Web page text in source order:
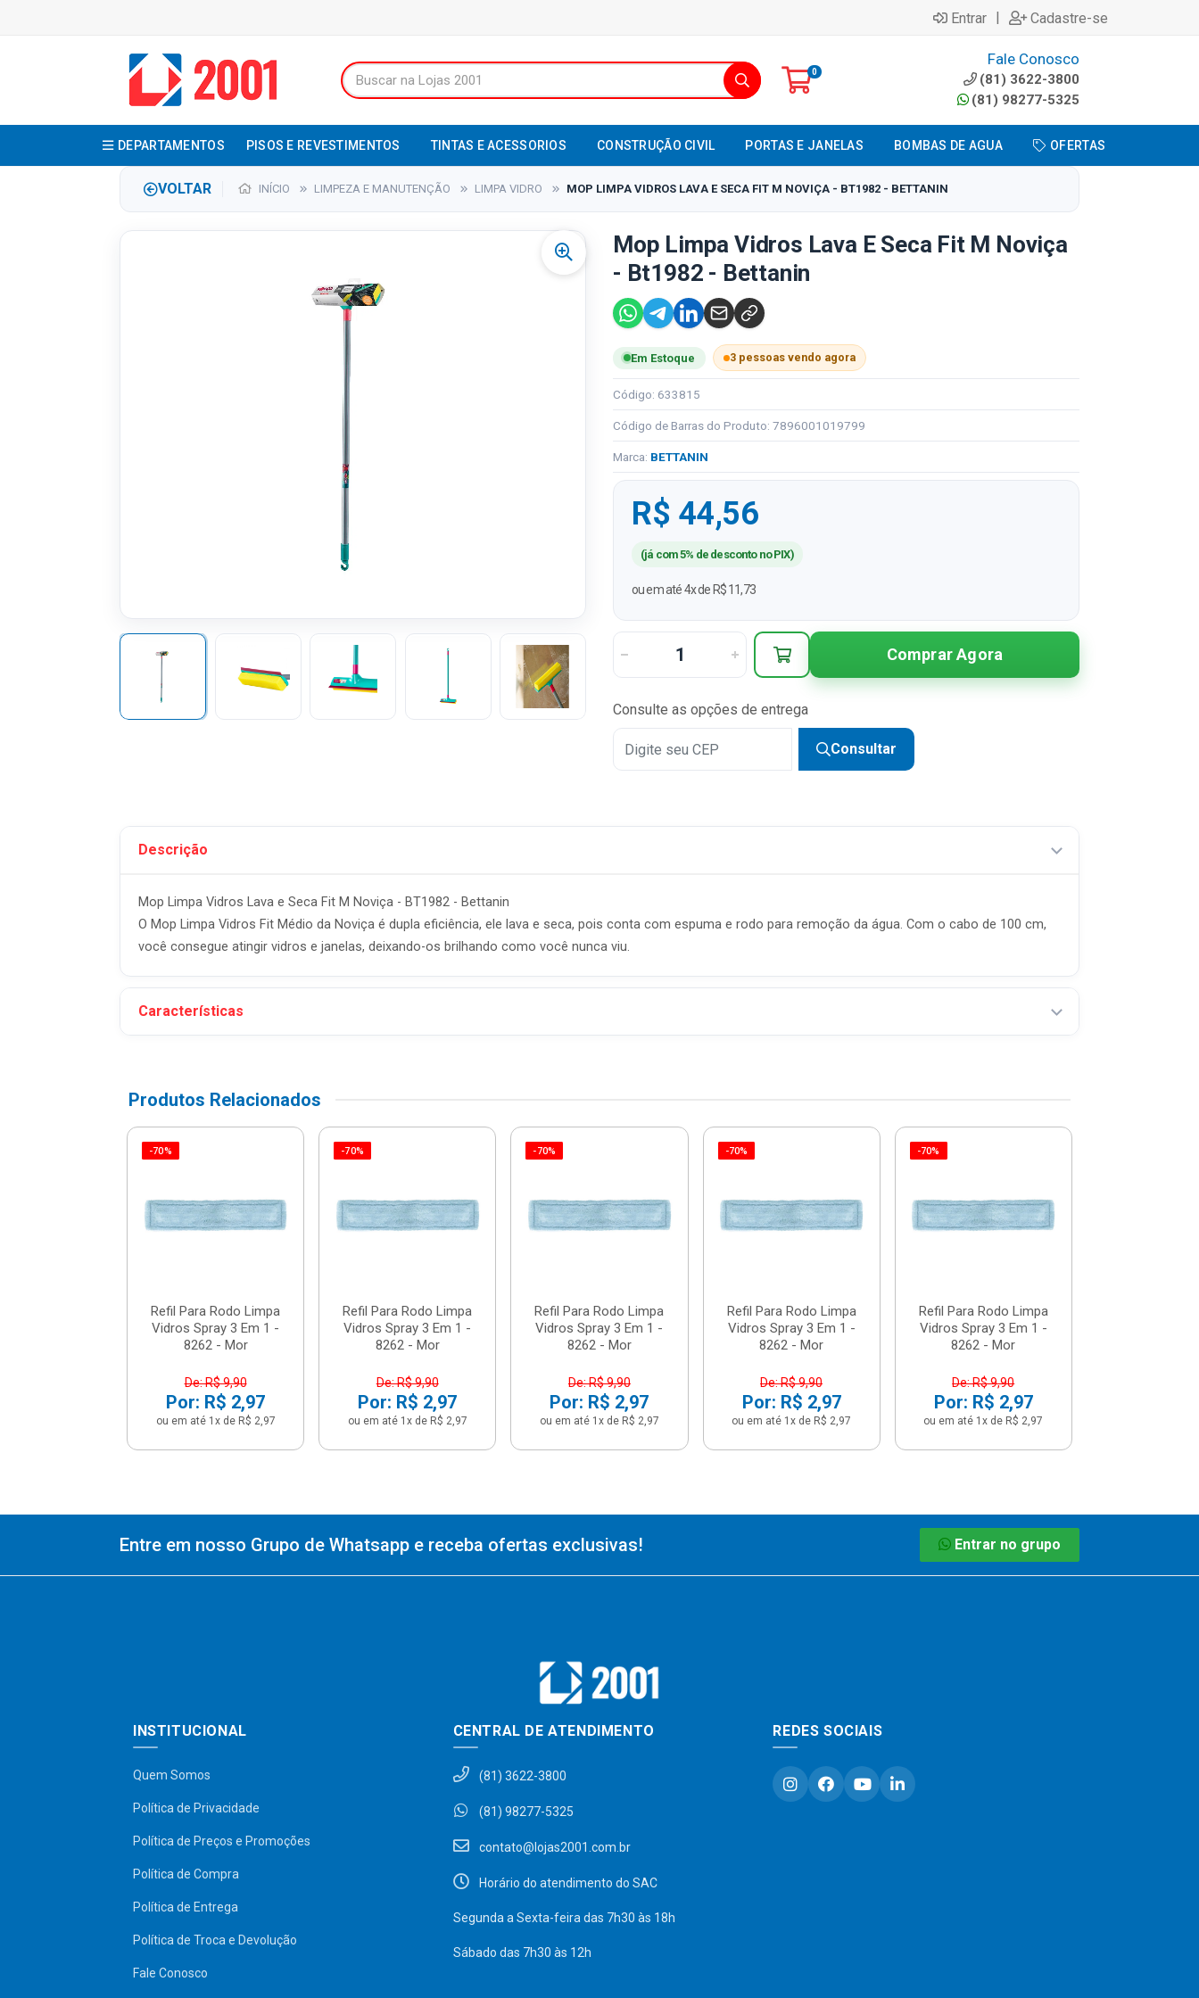
Entrar | Cadastre-se
0
Fale Conosco
(81) 3622-3800
(81) 98277-5325
DEPARTAMENTOS PISOS E REVESTIMENTOS TINTAS E ACESSORIOS CONSTRUÇÃO CIVIL PORTAS E JANELAS BOMBAS DE AGUA OFERTAS
VOLTAR INÍCIO LIMPEZA E MANUTENÇÃO LIMPA VIDRO MOP LIMPA VIDROS LAVA E SECA FIT M NOVIÇA - BT1982 - BETTANIN
Mop Limpa Vidros Lava E Seca Fit M Noviça
- Bt1982 - Bettanin
Em Estoque 3 pessoas vendo agora
Código: 633815
Código de Barras do Produto: 7896001019799
Marca: BETTANIN
R$ 44,56
(já com 5% de desconto no PIX)
ou em até 4x de R$ 11,73
Comprar Agora
Consulte as opções de entrega
Consultar
Descrição
Mop Limpa Vidros Lava e Seca Fit M Noviça - BT1982 - Bettanin
O Mop Limpa Vidros Fit Médio da Noviça é dupla eficiência, ele lava e seca, pois conta com espuma e rodo para remoção da água. Com o cabo de 100 cm,
você consegue atingir vidros e janelas, deixando-os brilhando como você nunca viu.
Características
Produtos Relacionados
-70%
Refil Para Rodo Limpa
Vidros Spray 3 Em 1 -
8262 - Mor
De: R$ 9,90
Por: R$ 2,97
ou em até 1x de R$ 2,97
-70%
Refil Para Rodo Limpa
Vidros Spray 3 Em 1 -
8262 - Mor
De: R$ 9,90
Por: R$ 2,97
ou em até 1x de R$ 2,97
-70%
Refil Para Rodo Limpa
Vidros Spray 3 Em 1 -
8262 - Mor
De: R$ 9,90
Por: R$ 2,97
ou em até 1x de R$ 2,97
-70%
Refil Para Rodo Limpa
Vidros Spray 3 Em 1 -
8262 - Mor
De: R$ 9,90
Por: R$ 2,97
ou em até 1x de R$ 2,97
-70%
Refil Para Rodo Limpa
Vidros Spray 3 Em 1 -
8262 - Mor
De: R$ 9,90
Por: R$ 2,97
ou em até 1x de R$ 2,97
Entre em nosso Grupo de Whatsapp e receba ofertas exclusivas! Entrar no grupo
INSTITUCIONAL
Quem Somos
Política de Privacidade
Política de Preços e Promoções
Política de Compra
Política de Entrega
Política de Troca e Devolução
Fale Conosco
CENTRAL DE ATENDIMENTO
(81) 3622-3800
(81) 98277-5325
contato@lojas2001.com.br
Horário do atendimento do SAC
Segunda a Sexta-feira das 7h30 às 18h
Sábado das 7h30 às 12h
REDES SOCIAIS